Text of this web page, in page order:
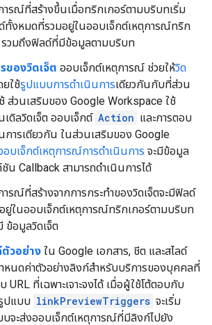
ารณ์ที่สร้างขึ้นเมื่อทริกเกอร์ตามบริบทเริ่ม
ทั้งหมดที่รวมอยู่ในออบเจ็กต์เหตุการณ์ทริก
รวมถึงฟิลด์ที่มีข้อมูลตามบริบท
ของวิดเจ็ต ออบเจ็กต์เหตุการณ์ ช่วยให้วิด
ยใช้รูปแบบการดำเนินการเดียวกันกับที่ส่วน
ส่วนเสริมของ Google Workspace ใช้
ดิลวิดเจ็ต ออบเจ็กต์ Action และการตอบ
การเดียวกัน ในส่วนเสริมของ Google
อบเจ็กต์เหตุการณ์การดำเนินการ จะมีข้อมูล
น Callback สามารถดำเนินการได้
รณ์ที่สร้างจากการกระทําของวิดเจ็ตจะมีฟิลด์
ยู่ในออบเจ็กต์เหตุการณ์ทริกเกอร์ตามบริบท
ข้อมูลวิดเจ็ต
ตัวอย่าง ใน Google เอกสาร, ชีต และสไลด์
หนดค่าตัวอย่างลิงก์สำหรับบริการของบุคคลที่
URL ที่เฉพาะเจาะจงได้ เมื่อผู้ใช้โต้ตอบกับ
ปแบบ linkPreviewTriggers จะเริ่ม
บจะส่งออบเจ็กต์เหตุการณ์ที่มีลิงก์ไปยัง